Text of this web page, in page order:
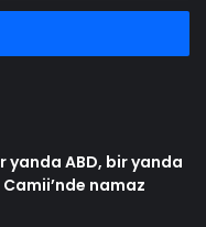
yanda ABD, bir yanda
Camii’nde namaz